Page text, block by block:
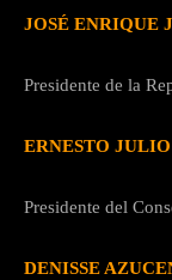
JOSÉ ENRIQUE
Presidente de la
ERNESTO
Presidente del
DENISSE